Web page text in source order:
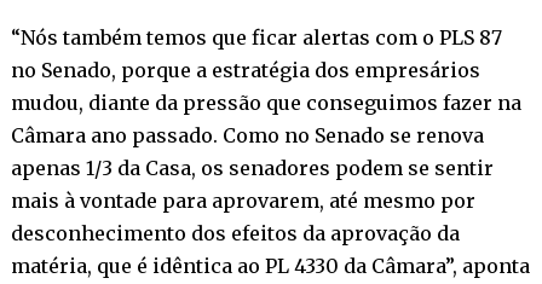
“Nós também temos que ficar alertas com o PLS 87
no Senado, porque a estratégia dos empresários
mudou, diante da pressão que conseguimos fazer na
Câmara ano passado. Como no Senado se renova
apenas 1/3 da Casa, os senadores podem se sentir
mais à vontade para aprovarem, até mesmo por
desconhecimento dos efeitos da aprovação da
matéria, que é idêntica ao PL 4330 da Câmara”, aponta